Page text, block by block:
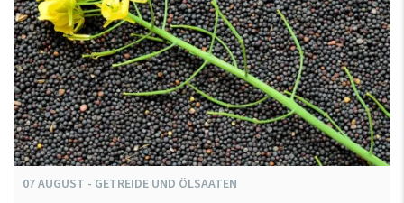
07AUGUST - GETREIDE UND ÖLSAATEN